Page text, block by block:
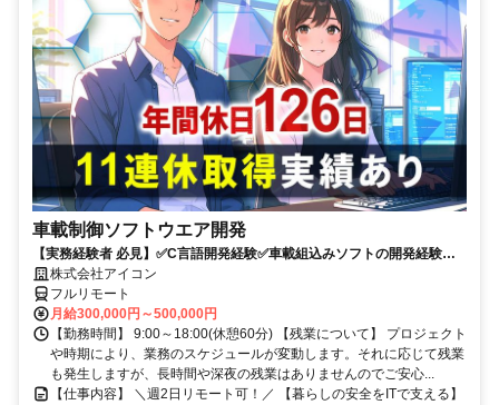
車載制御ソフトウエア開発
【実務経験者 必見】✅C言語開発経験✅車載組込みソフトの開発経験 ✅
年間休日126日+有給✅週2程度リモート可✅9時～18時勤務
株式会社アイコン
フルリモート
月給300,000円～500,000円
【勤務時間】 9:00～18:00(休憩60分) 【残業について】 プロジェクト
や時期により、業務のスケジュールが変動します。それに応じて残業
も発生しますが、長時間や深夜の残業はありませんのでご安心...
【仕事内容】 ＼週2日リモート可！／ 【暮らしの安全をITで支える】